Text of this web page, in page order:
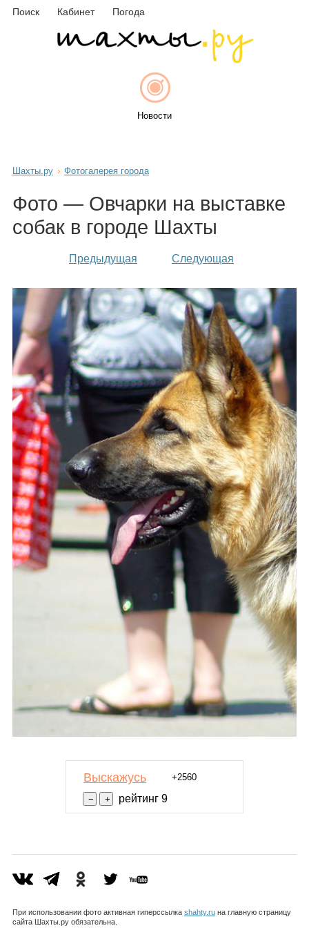
Поиск Кабинет Погода
Новости
Каталог
Инфо
Гороскоп
Карты
Фотогалерея
Шахты.ру Фотогалерея города
Фото — Овчарки на выставке
собак в городе Шахты
Предыдущая Следующая
Выскажусь +2560
рейтинг 9
При использовании фото активная гиперссылка shahty.ruна главную страницу
сайта Шахты.ру обязательна.